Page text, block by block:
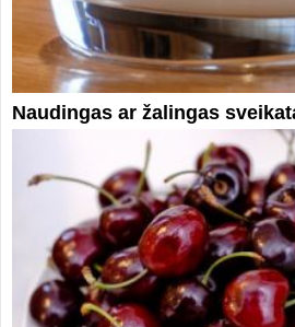
Naudingas ar žalingas